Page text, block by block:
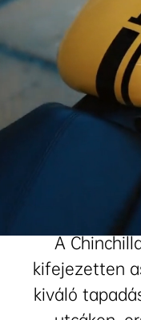
A
kifejezetten
kiváló